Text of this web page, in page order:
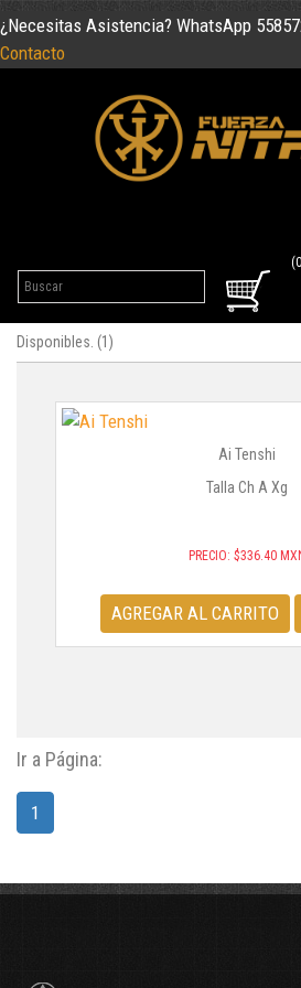
¿Necesitas Asistencia? WhatsApp
Contacto
Disponibles. (1)
Ai Tenshi
Talla Ch A Xg
PRECIO: $336.40
AGREGAR AL CARRITO
Ir a Página:
1